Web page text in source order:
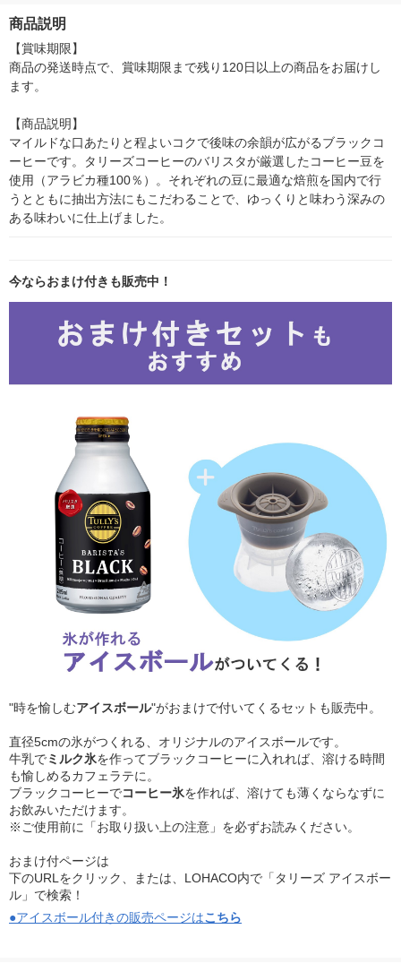
商品説明
【賞味期限】
商品の発送時点で、賞味期限まで残り120日以上の商品をお届けし
ます。
【商品説明】
マイルドな口あたりと程よいコクで後味の余韻が広がるブラックコ
ーヒーです。タリーズコーヒーのバリスタが厳選したコーヒー豆を
使用（アラビカ種100％）。それぞれの豆に最適な焙煎を国内で行
うとともに抽出方法にもこだわることで、ゆっくりと味わう深みの
ある味わいに仕上げました。
今ならおまけ付きも販売中！
"時を愉しむアイスボール"がおまけで付いてくるセットも販売中。
直径5cmの氷がつくれる、オリジナルのアイスボールです。
牛乳でミルク氷を作ってブラックコーヒーに入れれば、溶ける時間
も愉しめるカフェラテに。
ブラックコーヒーでコーヒー氷を作れば、溶けても薄くならなずに
お飲みいただけます。
※ご使用前に「お取り扱い上の注意」を必ずお読みください。
おまけ付ページは
下のURLをクリック、または、LOHACO内で「タリーズ アイスボー
ル」で検索！
●アイスボール付きの販売ページはこちら